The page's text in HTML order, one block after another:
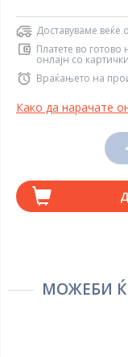
Доставуваме веќе
Платете во готово
онлајн со
Враќањето на
Како да нарачате
МОЖЕБИ